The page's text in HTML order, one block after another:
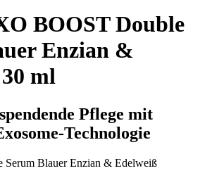
BOOST Double
Enzian &
ml
Pflege mit
Technologie
Blauer Enzian & Edelweiß